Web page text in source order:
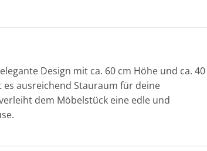
Design mit ca. 60 cm Höhe und ca. 40
ausreichend Stauraum für deine
dem Möbelstück eine edle und